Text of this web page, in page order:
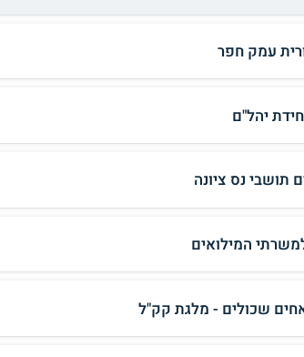
עמק חפר
יהל"ם
תושבי נס ציונה
המילואים
שכולים - מלגת קק"ל